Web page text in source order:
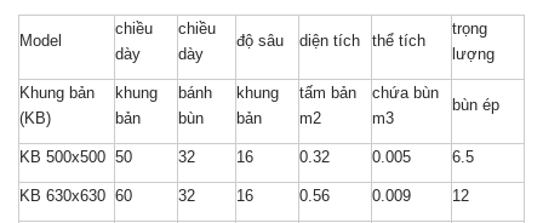
Model
chiều
dày
chiều
dày
độ sâu diện tích thể tích
trọng
lượng
Khung bản
(KB)
khung
bản
bánh
bùn
khung
bản
tấm bản
m2
chứa bùn
m3
bùn ép
KB 500x500 50 32 16 0.32 0.005 6.5
KB 630x630 60 32 16 0.56 0.009 12